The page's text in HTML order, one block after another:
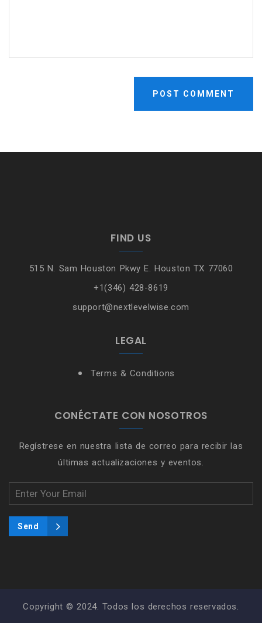
FIND US
515 N. Sam Houston Pkwy E. Houston TX 77060
+1(346) 428-8619
support@nextlevelwise.com
LEGAL
Terms & Conditions
CONÉCTATE CON NOSOTROS
Regístrese en nuestra lista de correo para recibir las
últimas actualizaciones y eventos.
Copyright © 2024. Todos los derechos reservados.